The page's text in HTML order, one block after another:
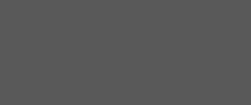
en el carrito.